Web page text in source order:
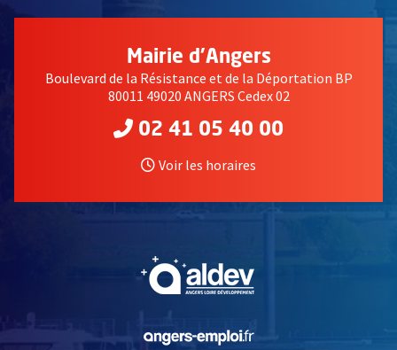
Mairie d'Angers
Boulevard de la Résistance et de la Déportation BP
80011 49020 ANGERS Cedex 02
02 41 05 40 00
Voir les horaires